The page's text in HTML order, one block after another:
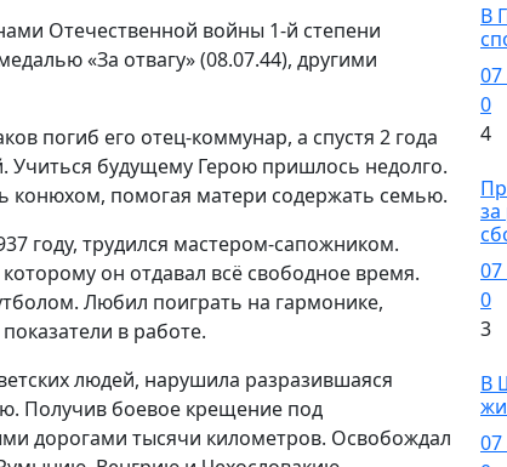
Отечественной войны 1-й степени
«За отвагу» (08.07.44), другими
погиб его отец-коммунар, а спустя 2 года
Учиться будущему Герою пришлось недолго.
конюхом, помогая матери содержать семью.
году, трудился мастером-сапожником.
он отдавал всё свободное время.
Любил поиграть на гармонике,
в работе.
людей, нарушила разразившаяся
Получив боевое крещение под
дорогами тысячи километров. Освобождал
В
07
0
4
за
07
0
3
В
07